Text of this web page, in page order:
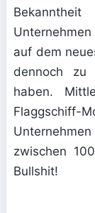
auf dem
dennoch zu
haben.
zwischen
Bullshit!